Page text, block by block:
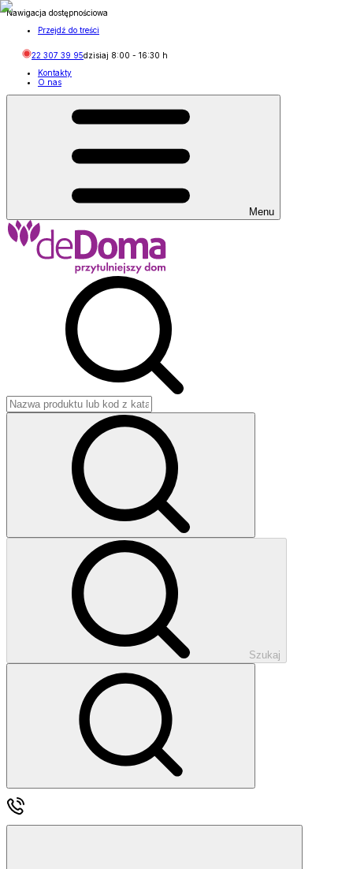
Nawigacja dostępnościowa
Przejdź do treści
22 307 39 95dzisiaj 8:00 - 16:30 h
Kontakty
O nas
Menu
Szukaj